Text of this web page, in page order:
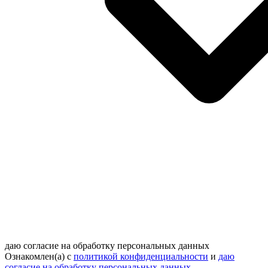
даю согласие на обработку персональных данных
Ознакомлен(а) с политикой конфиденциальности и даю